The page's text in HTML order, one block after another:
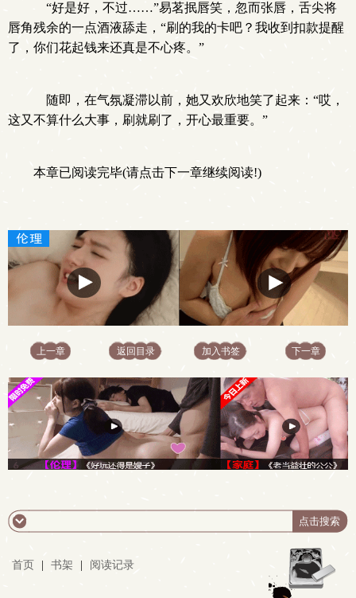
“好是好，不过……”易茗抿唇笑，忽而张唇，舌尖将
唇角残余的一点酒液舔走，“刷的我的卡吧？我收到扣款提醒
了，你们花起钱来还真是不心疼。”
随即，在气氛凝滞以前，她又欢欣地笑了起来：“哎，
这又不算什么大事，刷就刷了，开心最重要。”
本章已阅读完毕(请点击下一章继续阅读!)
上一章 返回目录 加入书签 下一章
首页 书架 阅读记录